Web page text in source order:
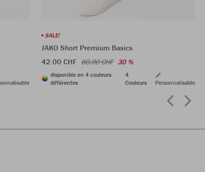
SALE!
JAKO Short Premium Basics
42.00 CHF 60.00 CHF 30 %
disponible en 4 couleurs
différentes
4
Couleurs
Personnalisable